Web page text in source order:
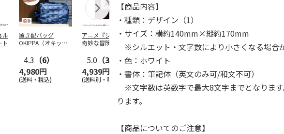
ル
ト
置き配バッグ
OKIPPA（オキッ
4.3 （6）
4,980円
(送料・税込)
アニメ『ジョジョの
奇妙な冒険 黄金の
…
5.0 （3）
4,939円
(送料別・税込)
コジコジ／ショルダ
ー付きバッグ
4.5（6）
1,760円
(送料別・税込)
POSTIES オリジナ
ルTシャツ Sサイズ
3,080円
(送料別・税込)
奇妙
風』
【商品内容】
・種類：デザイン（1）
・サイズ：横約140mm×縦約170mm
※シルエット・文字数により小さくなる場合
・色：ホワイト
・書体：筆記体（英文のみ可/和文不可）
※文字数は英数字で最大8文字までとなりま
ります。
【商品についてのご注意】